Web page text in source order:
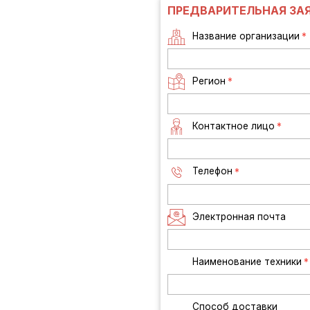
ПРЕДВАРИТЕЛЬНАЯ
Название организации *
Регион *
Контактное лицо *
Телефон *
Электронная почта
Наименование техники *
Способ доставки